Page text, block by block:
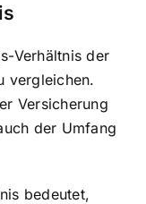
Verhältnis der
vergleichen.
Versicherung
der Umfang
bedeutet,